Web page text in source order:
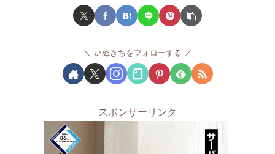
いぬきちをフォローする
スポンサーリンク